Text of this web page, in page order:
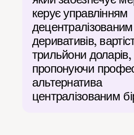
керує управлінням
деривативів,
трильйони доларів,
пропонуючи
альтернатива
централізованим